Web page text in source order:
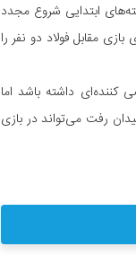
ابتدایی شروع مجدد
مقابل فولاد دو نفر را
داشته باشد اما
مقابل پیکان نیز به میدان رفت می‌تواند در بازی